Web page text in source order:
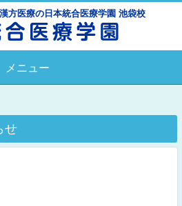
方医療の日本統合医療学園 池袋校
メニュー
せ